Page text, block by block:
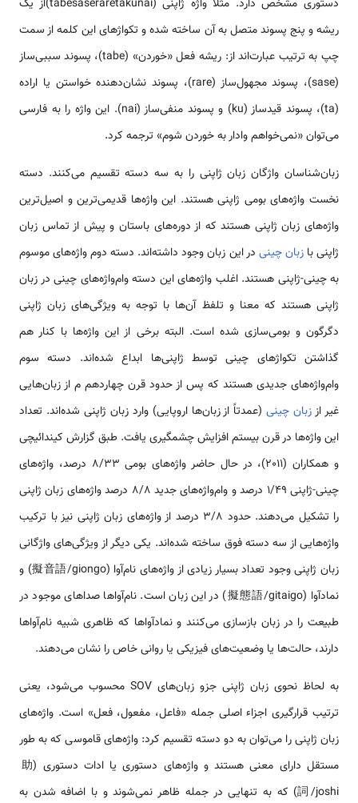
دستوری مشخص دارد. مثلاً واژه ژاپنی (tabesaseraretakunai)از یک
ریشه و پنج پسوند متصل به آن ساخته شده و تکواژهای این کلمه از سمت
چپ به ترتیب عبارت‌اند از: ریشه فعل «خوردن» (tabe)، پسوند سببی‌ساز
(sase)، پسوند مجهول‌ساز (rare)، پسوند نشان‌دهنده خواستن یا اراده
(ta)، پسوند قیدساز (ku) و پسوند منفی‌ساز (nai). این واژه را به فارسی
می‌توان «نمی‌خواهم وادار به خوردن شوم» ترجمه کرد.
زبان‌شناسان واژگان زبان ژاپنی را به سه دسته تقسیم می‌کنند. دسته
نخست واژه‌های بومی ژاپنی هستند. این واژه‌ها قدیمی‌ترین و اصیل‌ترین
واژه‌های زبان ژاپنی هستند که از دوره‌های باستان و پیش از تماس زبان
ژاپنی بازبان چینی در این زبان وجود داشته‌اند. دسته دوم واژه‌های موسوم
به چینی-ژاپنی هستند. اغلب واژه‌های این دسته وام‌واژه‌های چینی در زبان
ژاپنی هستند که معنا و تلفظ آن‌ها با توجه به ویژگی‌های زبان ژاپنی
دگرگون و بومی‌سازی شده است. البته برخی از این واژه‌ها با کنار هم
گذاشتن تکواژهای چینی توسط ژاپنی‌ها ابداع شده‌اند. دسته سوم
وام‌واژه‌های جدیدی هستند که پس از حدود قرن چهاردهم م از زبان‌هایی
غیر اززبان چینی(عمدتاً از زبان‌ها اروپایی) وارد زبان ژاپنی شده‌اند. تعداد
این واژه‌ها در قرن بیستم افزایش چشمگیری یافت. طبق گزارش کیندائیچی
و همکاران (2011)، در حال حاضر واژه‌های بومی 8/33 درصد، واژه‌های
چینی-ژاپنی 1/49 درصد و وام‌واژه‌های جدید 8/8 درصد واژه‌های زبان ژاپنی
را تشکیل می‌دهند. حدود 3/8 درصد از واژه‌های زبان ژاپنی نیز با ترکیب
واژه‌هایی از سه دسته فوق ساخته شده‌اند. یکی دیگر از ویژگی‌های واژگانی
زبان ژاپنی وجود تعداد بسیار زیادی از واژه‌های نام‌آوا (擬音語/giongo) و
نمادآوا (擬態語/gitaigo) در این زبان است. نام‌آواها صداهای موجود در
طبیعت را در زبان بازسازی می‌کنند و نمادآواها که ظاهری شبیه نام‌آواها
دارند، حالت‌ها یا وضعیت‌های فیزیکی یا روانی خاص را نشان می‌دهند.
به لحاظ نحوی زبان ژاپنی جزو زبان‌های SOV محسوب می‌شود، یعنی
ترتیب قرارگیری اجزاء اصلی جمله «فاعل، مفعول، فعل» است. واژه‌های
زبان ژاپنی را می‌توان به دو دسته تقسیم کرد: واژه‌های قاموسی که به طور
مستقل دارای معنی هستند و واژه‌های دستوری یا ادات دستوری (助
詞/joshi) که به تنهایی در جمله ظاهر نمی‌شوند و با اضافه شدن به